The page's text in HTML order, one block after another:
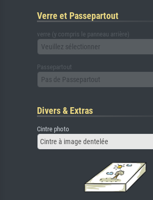
Verre et Passepartout
verre (y compris le panneau arrière)
Veuillez sélectionner
Passepartout
Pas de Passepartout
Divers & Extras
Cintre photo
Cintre à image dentelée